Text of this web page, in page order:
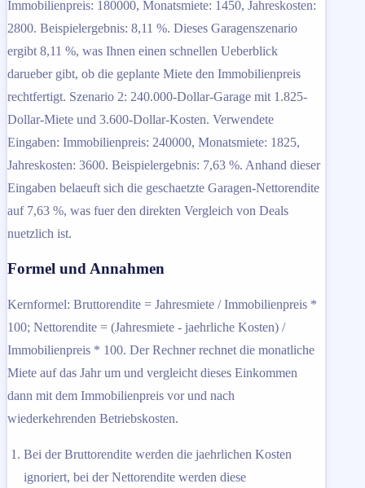
Immobilienpreis: 180000, Monatsmiete: 1450, Jahreskosten:
2800. Beispielergebnis: 8,11 %. Dieses Garagenszenario
ergibt 8,11 %, was Ihnen einen schnellen Ueberblick
darueber gibt, ob die geplante Miete den Immobilienpreis
rechtfertigt. Szenario 2: 240.000-Dollar-Garage mit 1.825-
Dollar-Miete und 3.600-Dollar-Kosten. Verwendete
Eingaben: Immobilienpreis: 240000, Monatsmiete: 1825,
Jahreskosten: 3600. Beispielergebnis: 7,63 %. Anhand dieser
Eingaben belaeuft sich die geschaetzte Garagen-Nettorendite
auf 7,63 %, was fuer den direkten Vergleich von Deals
nuetzlich ist.
Formel und Annahmen
Kernformel: Bruttorendite = Jahresmiete / Immobilienpreis *
100; Nettorendite = (Jahresmiete - jaehrliche Kosten) /
Immobilienpreis * 100. Der Rechner rechnet die monatliche
Miete auf das Jahr um und vergleicht dieses Einkommen
dann mit dem Immobilienpreis vor und nach
wiederkehrenden Betriebskosten.
Bei der Bruttorendite werden die jaehrlichen Kosten
ignoriert, bei der Nettorendite werden diese